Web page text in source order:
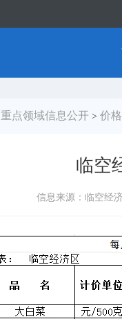
重点领域信息公开 > 价
临空
信息来源：临空经